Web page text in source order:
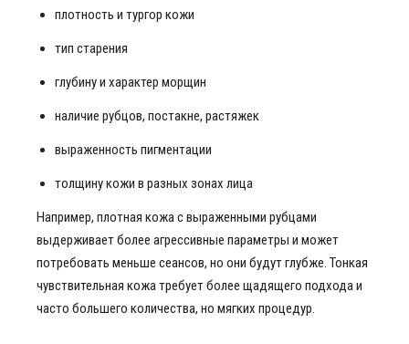
плотность и тургор кожи
тип старения
глубину и характер морщин
наличие рубцов, постакне, растяжек
выраженность пигментации
толщину кожи в разных зонах лица
Например, плотная кожа с выраженными рубцами
выдерживает более агрессивные параметры и может
потребовать меньше сеансов, но они будут глубже. Тонкая
чувствительная кожа требует более щадящего подхода и
часто большего количества, но мягких процедур.